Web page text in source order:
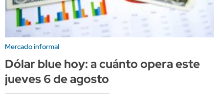
Mercado informal
Dólar blue hoy: a cuánto opera este
jueves 6 de agosto